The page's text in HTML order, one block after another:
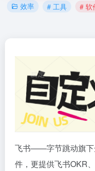
效率 # 工具 # 软
飞书——字节跳动旗下
件，更提供飞书OKR